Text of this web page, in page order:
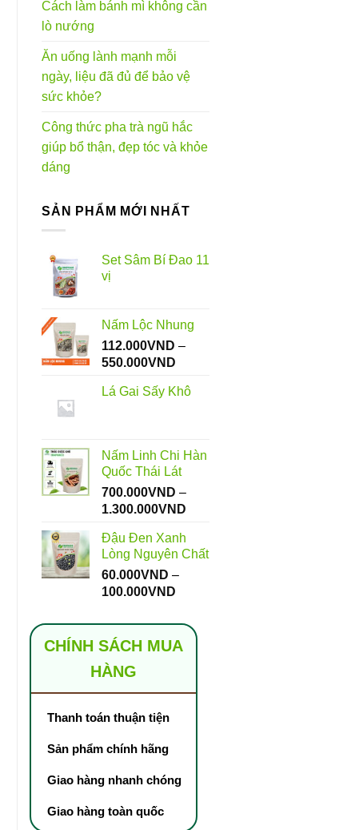
Cách làm bánh mì không cần
lò nướng
Ăn uống lành mạnh mỗi
ngày, liệu đã đủ để bảo vệ
sức khỏe?
Công thức pha trà ngũ hắc
giúp bổ thận, đẹp tóc và khỏe
dáng
SẢN PHẨM MỚI NHẤT
Set Sâm Bí Đao 11
vị
Nấm Lộc Nhung
112.000VND –
550.000VND
từ
Lá Gai Sấy Khô
Nấm Linh Chi Hàn
Quốc Thái Lát
700.000VND –
1.300.000VND
700.000VND
Đậu Đen Xanh
Lòng Nguyên Chất
60.000VND –
100.000VND
từ
60.000VND
CHÍNH SÁCH MUA
HÀNG
Thanh toán thuận tiện
Sản phẩm chính hãng
Giao hàng nhanh chóng
Giao hàng toàn quốc